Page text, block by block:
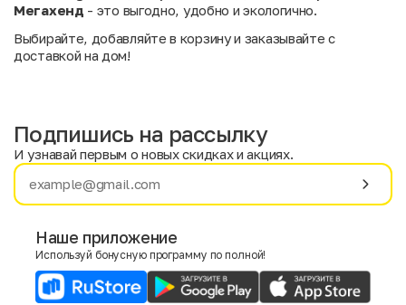
Мегахенд - это выгодно, удобно и экологично.
Выбирайте, добавляйте в корзину и заказывайте с
доставкой на дом!
Имя
E-mail
Подпишись на рассылку
И узнавай первым о новых скидках и акциях.
Наше приложение
Используй бонусную программу по полной!